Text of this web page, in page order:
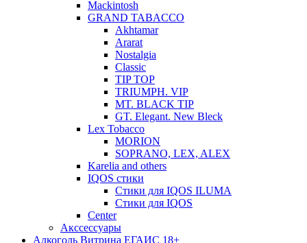
Mackintosh
GRAND TABACCO
Akhtamar
Ararat
Nostalgia
Classic
TIP TOP
TRIUMPH. VIP
MT. BLACK TIP
GT. Elegant. New Bleck
Lex Tobacco
MORION
SOPRANO, LEX, ALEX
Karelia and others
IQOS стики
Стики для IQOS ILUMA
Стики для IQOS
Сenter
Акссессуары
Алкоголь Витрина ЕГАИС 18+